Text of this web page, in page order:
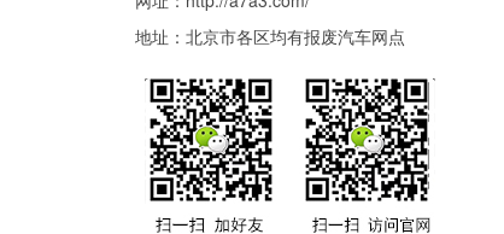
地址：北京市各区均有报废汽车网点